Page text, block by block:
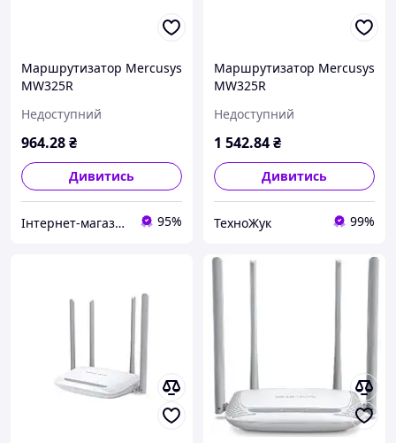
Маршрутизатор Mercusys
MW325R
Недоступний
964.28₴
Дивитись
Інтернет-магазин "Dorozhe.net" 95%
Маршрутизатор Mercusys
MW325R
Недоступний
1 542.84₴
Дивитись
ТехноЖук 99%